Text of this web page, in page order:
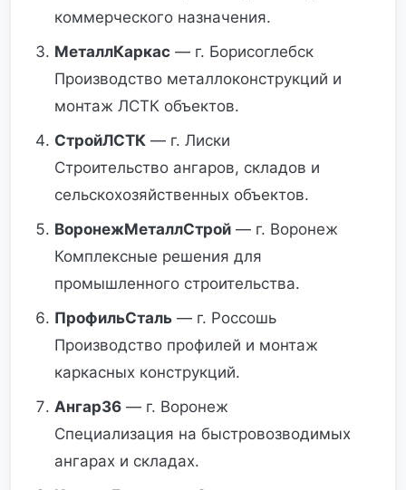
коммерческого назначения.
МеталлКаркас — г. Борисоглебск
Производство металлоконструкций и
монтаж ЛСТК объектов.
СтройЛСТК — г. Лиски
Строительство ангаров, складов и
сельскохозяйственных объектов.
ВоронежМеталлСтрой — г. Воронеж
Комплексные решения для
промышленного строительства.
ПрофильСталь — г. Россошь
Производство профилей и монтаж
каркасных конструкций.
Ангар36 — г. Воронеж
Специализация на быстровозводимых
ангарах и складах.